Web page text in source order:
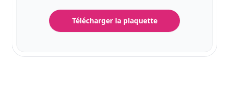
Télécharger la plaquette